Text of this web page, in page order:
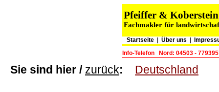
Pfeiffer &
Fachmakler für
Startseite| Über uns
Info-Telefon
Nord: 04503 -
Sie sind hier / zurück: Deutschland